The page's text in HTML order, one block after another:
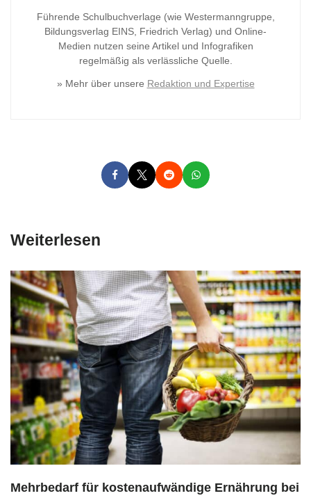
Führende Schulbuchverlage (wie Westermanngruppe,
Bildungsverlag EINS, Friedrich Verlag) und Online-
Medien nutzen seine Artikel und Infografiken
regelmäßig als verlässliche Quelle.
» Mehr über unsere Redaktion und Expertise
Weiterlesen
Mehrbedarf für kostenaufwändige Ernährung bei